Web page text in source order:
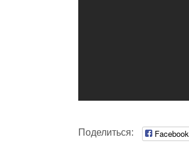
Поделиться: Facebook